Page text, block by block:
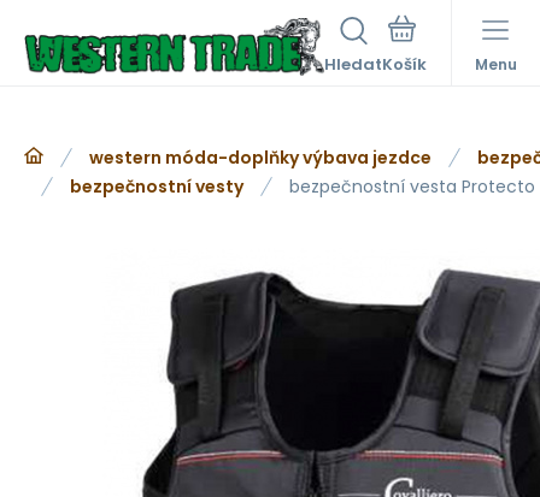
Hledat Menu
western móda-doplňky výbava jezdce
bezpečnostní vesty
bezpečnostní vesta Protecto